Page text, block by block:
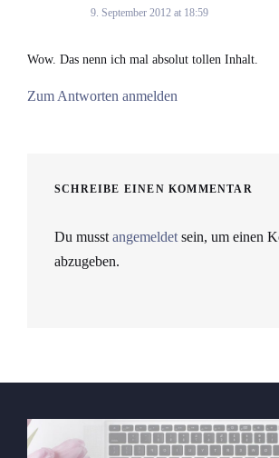
9. September 2012 at 18:59
Wow. Das nenn ich mal absolut tollen Inhalt.
Zum Antworten anmelden
SCHREIBE EINEN KOMMENTAR
Du musst angemeldet sein, um einen
abzugeben.